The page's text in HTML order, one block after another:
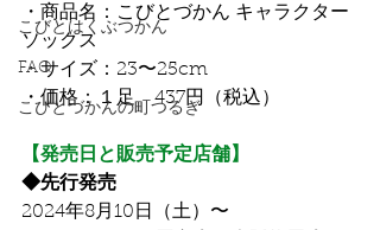
こびとはくぶつかん
FAQ
こびとづかんの町つるぎ
・商品名：こびとづかん キャラクター
ソックス
・サイズ：23〜25cm
・価格：１足　437円（税込）
【発売日と販売予定店舗】
◆先行発売
2024年8月10日（土）〜